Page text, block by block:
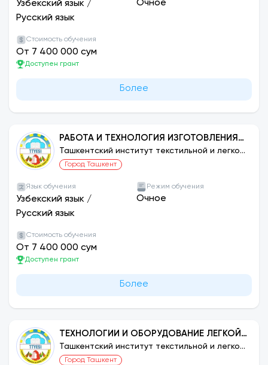
Узбекский язык /
Русский язык
Очное
Стоимость обучения
От 7 400 000 сум
Доступен грант
Более
РАБОТА И ТЕХНОЛОГИЯ ИЗГОТОВЛЕНИЯ
ИЗДЕЛИЙ ЛЕГКОЙ ПРОМЫШЛЕННОСТИ:
ПРОИЗВОДСТВО ПРЯЖИ
Ташкентский институт текстильной и легкой
промышленности
Город Ташкент
Язык обучения
Узбекский язык /
Русский язык
Режим обучения
Очное
Стоимость обучения
От 7 400 000 сум
Доступен грант
Более
ТЕХНОЛОГИИ И ОБОРУДОВАНИЕ ЛЕГКОЙ
ПРОМЫШЛЕННОСТИ: КОЖЕВЕННО-
МЕХОВАЯ ОБРАБОТКА И ОБОРУДОВАНИЕ
Ташкентский институт текстильной и легкой
промышленности
Город Ташкент